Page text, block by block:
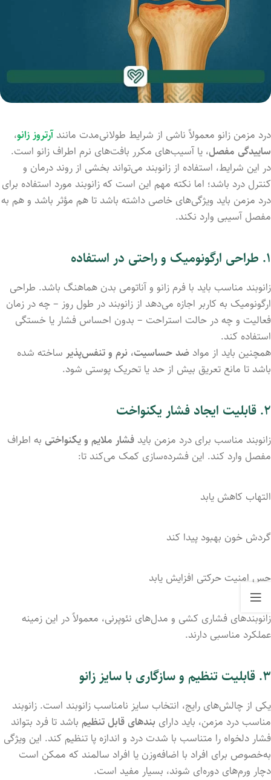
درد مزمن زانو معمولاً ناشی از شرایط طولانی‌مدت مانندآرتروز زانو،
ساییدگی مفصل، یا آسیب‌های مکرر بافت‌های نرم اطراف زانو است.
در این شرایط، استفاده از زانوبند می‌تواند بخشی از روند درمان و
کنترل درد باشد؛ اما نکته مهم این است که زانوبند مورد استفاده برای
درد مزمن باید ویژگی‌های خاصی داشته باشد تا هم مؤثر باشد و هم به
مفصل آسیبی وارد نکند.
۱. طراحی ارگونومیک و راحتی در استفاده
زانوبند مناسب باید با فرم زانو و آناتومی بدن هماهنگ باشد. طراحی
ارگونومیک به کاربر اجازه می‌دهد از زانوبند در طول روز – چه در زمان
فعالیت و چه در حالت استراحت – بدون احساس فشار یا خستگی
استفاده کند.
همچنین باید از مواد ضد حساسیت، نرم و تنفس‌پذیر ساخته شده
باشد تا مانع تعریق بیش از حد یا تحریک پوستی شود.
۲. قابلیت ایجاد فشار یکنواخت
زانوبند مناسب برای درد مزمن باید فشار ملایم و یکنواختی به اطراف
مفصل وارد کند. این فشرده‌سازی کمک می‌کند تا:
التهاب کاهش یابد
گردش خون بهبود پیدا کند
حس امنیت حرکتی افزایش یابد
زانوبندهای فشاری کشی و مدل‌های نئوپرنی، معمولاً در این زمینه
عملکرد مناسبی دارند.
۳. قابلیت تنظیم و سازگاری با سایز زانو
یکی از چالش‌های رایج، انتخاب سایز نامناسب زانوبند است. زانوبند
مناسب درد مزمن، باید دارای بندهای قابل تنظیم باشد تا فرد بتواند
فشار دلخواه را متناسب با شدت درد و اندازه پا تنظیم کند. این ویژگی
به‌خصوص برای افراد با اضافه‌وزن یا افراد سالمند که ممکن است
دچار ورم‌های دوره‌ای شوند، بسیار مفید است.